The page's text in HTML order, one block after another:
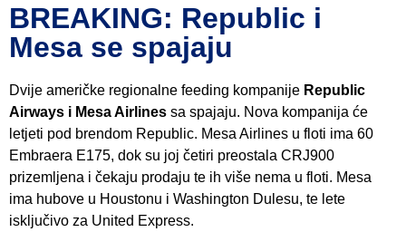
BREAKING: Republic i
Mesa se spajaju
Dvije američke regionalne feeding kompanije Republic
Airways i Mesa Airlines sa spajaju. Nova kompanija će
letjeti pod brendom Republic. Mesa Airlines u floti ima 60
Embraera E175, dok su joj četiri preostala CRJ900
prizemljena i čekaju prodaju te ih više nema u floti. Mesa
ima hubove u Houstonu i Washington Dulesu, te lete
isključivo za United Express.